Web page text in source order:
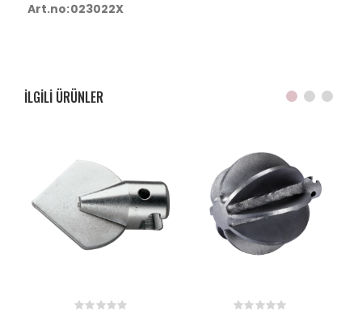
Art.no:023022X
ILGILI ÜRÜNLER